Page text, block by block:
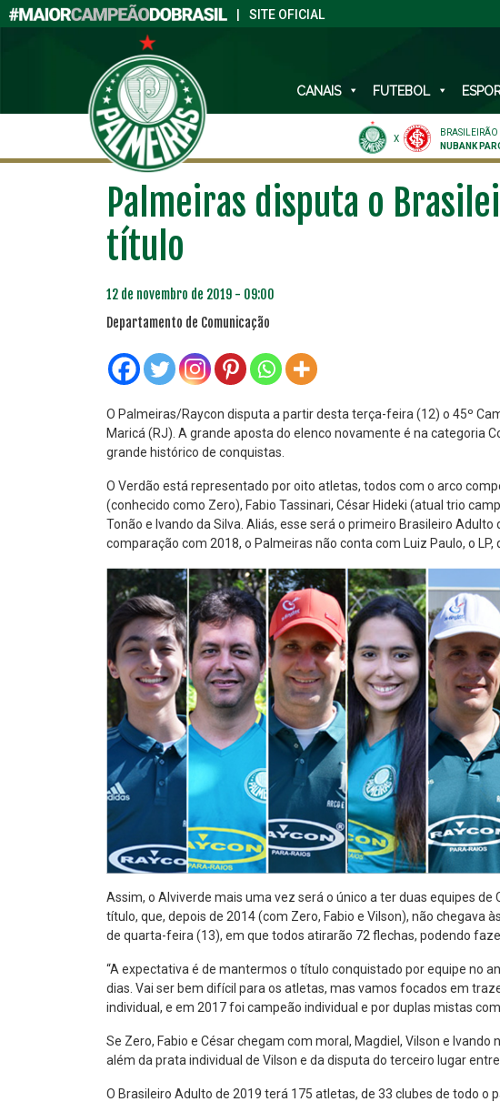
SITE OFICIAL
CANAIS FUTEBOL
X
NUBANK
Palmeiras disputa o
título
12 de novembro de 2019 - 09:00
Departamento de Comunicação
O Palmeiras/Raycon disputa a partir desta terça-feira (12) o 45º
Maricá (RJ). A grande aposta do elenco novamente é na categoria
grande histórico de conquistas.
O Verdão está representado por oito atletas, todos com o arco
(conhecido como Zero), Fabio Tassinari, César Hideki (atual trio
Tonão e Ivando da Silva. Aliás, esse será o primeiro Brasileiro
comparação com 2018, o Palmeiras não conta com Luiz Paulo, o
Assim, o Alviverde mais uma vez será o único a ter duas equipes
título, que, depois de 2014 (com Zero, Fabio e Vilson), não
de quarta-feira (13), em que todos atirarão 72 flechas, podendo
“A expectativa é de mantermos o título conquistado por equipe no
dias. Vai ser bem difícil para os atletas, mas vamos focados em
individual, e em 2017 foi campeão individual e por duplas mistas com
Se Zero, Fabio e César chegam com moral, Magdiel, Vilson e
além da prata individual de Vilson e da disputa do terceiro lugar
O Brasileiro Adulto de 2019 terá 175 atletas, de 33 clubes de todo